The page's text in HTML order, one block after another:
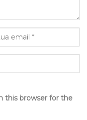
this browser for the